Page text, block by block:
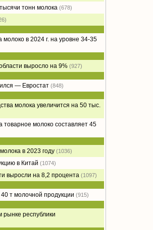
тонн молока (678)
в 2024 г. на уровне 34-35
выросло на 9% (927)
— Евростат (848)
молока увеличится на 50 тыс.
товарное молоко составляет 45
в 2023 году (1036)
в Китай (1074)
выросли на 8,2 процента (1097)
т молочной продукции (915)
рынке республики